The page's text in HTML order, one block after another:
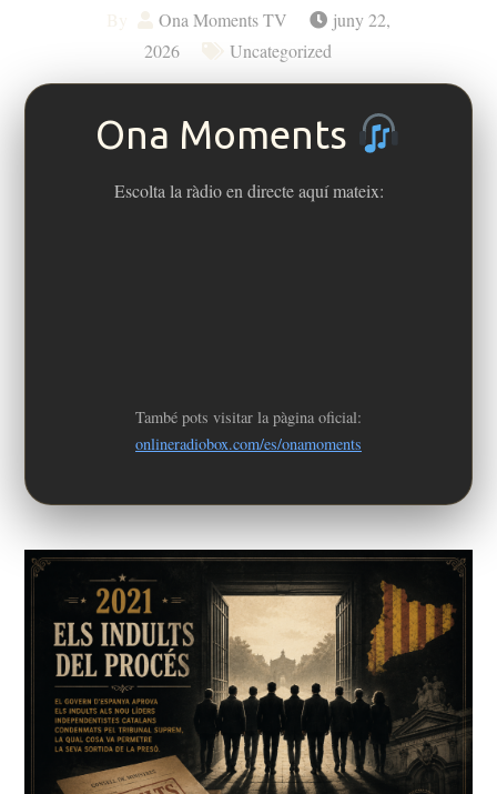
Ona Moments TV
juny 22,
2026
Uncategorized
Ona Moments
Escolta la ràdio en directe aquí mateix:
També pots visitar la pàgina oficial:
onlineradiobox.com/es/onamoments